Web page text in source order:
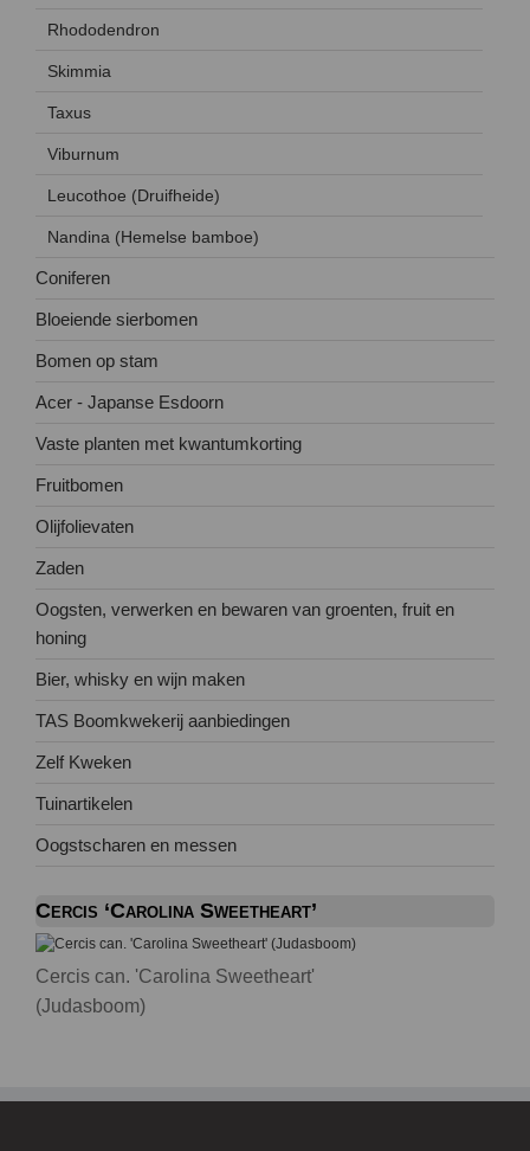
Rhododendron
Skimmia
Taxus
Viburnum
Leucothoe (Druifheide)
Nandina (Hemelse bamboe)
Coniferen
Bloeiende sierbomen
Bomen op stam
Acer - Japanse Esdoorn
Vaste planten met kwantumkorting
Fruitbomen
Olijfolievaten
Zaden
Oogsten, verwerken en bewaren van groenten, fruit en
honing
Bier, whisky en wijn maken
TAS Boomkwekerij aanbiedingen
Zelf Kweken
Tuinartikelen
Oogstscharen en messen
Cercis ‘Carolina Sweetheart’
Cercis can. 'Carolina Sweetheart'
(Judasboom)